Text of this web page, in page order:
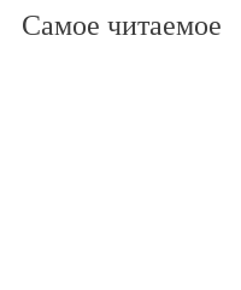
Самое читаемое